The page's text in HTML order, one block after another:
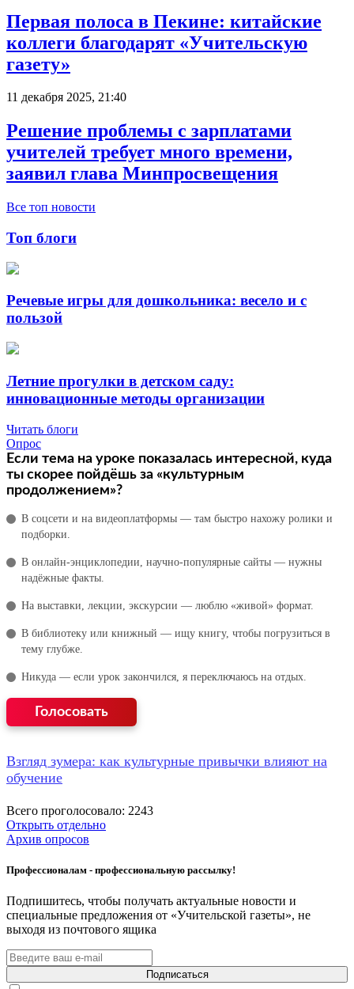
Первая полоса в Пекине: китайские
коллеги благодарят «Учительскую
газету»
11 декабря 2025, 21:40
Решение проблемы с зарплатами
учителей требует много времени,
заявил глава Минпросвещения
Все топ новости
Топ блоги
Речевые игры для дошкольника: весело и с
пользой
Летние прогулки в детском саду:
инновационные методы организации
Читать блоги
Опрос
Если тема на уроке показалась интересной, куда
ты скорее пойдёшь за «культурным
продолжением»?
В соцсети и на видеоплатформы — там быстро нахожу ролики и
подборки.
В онлайн‑энциклопедии, научно‑популярные сайты — нужны
надёжные факты.
На выставки, лекции, экскурсии — люблю «живой» формат.
В библиотеку или книжный — ищу книгу, чтобы погрузиться в
тему глубже.
Никуда — если урок закончился, я переключаюсь на отдых.
Взгляд зумера: как культурные привычки влияют на
обучение
Всего проголосовало: 2243
Открыть отдельно
Архив опросов
Профессионалам - профессиональную рассылку!
Подпишитесь, чтобы получать актуальные новости и
специальные предложения от «Учительской газеты», не
выходя из почтового ящика
Подписаться